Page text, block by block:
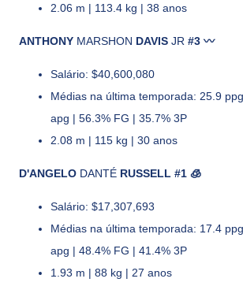
2.06 m | 113.4 kg | 38 anos
ANTHONY MARSHON DAVIS JR #3 〰️
Salário: $40,600,080
Médias na última temporada: 25.9
apg | 56.3% FG | 35.7% 3P
2.08 m | 115 kg | 30 anos
D'ANGELO DANTÉ RUSSELL #1 🧊
Salário: $17,307,693
Médias na última temporada: 17.4
apg | 48.4% FG | 41.4% 3P
1.93 m | 88 kg | 27 anos